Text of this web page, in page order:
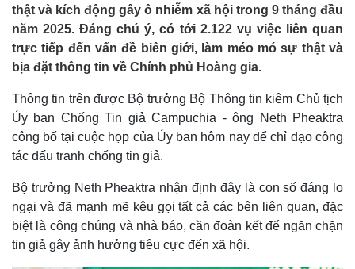
thật và kích động gây ô nhiễm xã hội trong 9 tháng đầu
năm 2025. Đáng chú ý, có tới 2.122 vụ việc liên quan
trực tiếp đến vấn đề biên giới, làm méo mó sự thật và
bịa đặt thông tin về Chính phủ Hoàng gia.
Thông tin trên được Bộ trưởng Bộ Thông tin kiêm Chủ tịch
Ủy ban Chống Tin giả Campuchia - ông Neth Pheaktra
công bố tại cuộc họp của Ủy ban hôm nay để chỉ đạo công
tác đấu tranh chống tin giả.
Bộ trưởng Neth Pheaktra nhận định đây là con số đáng lo
ngại và đã mạnh mẽ kêu gọi tất cả các bên liên quan, đặc
biệt là công chúng và nhà báo, cần đoàn kết để ngăn chặn
tin giả gây ảnh hưởng tiêu cực đến xã hội.